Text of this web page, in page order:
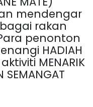
mendengar
rakan
penonton
HADIAH
MENARIK
SEMANGAT